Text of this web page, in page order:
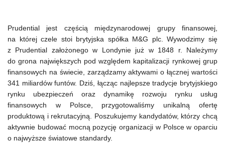
Prudential jest częścią międzynarodowej grupy finansowej,
na której czele stoi brytyjska spółka M&G plc. Wywodzimy się
z Prudential założonego w Londynie już w 1848 r. Należymy
do grona największych pod względem kapitalizacji rynkowej grup
finansowych na świecie, zarządzamy aktywami o łącznej wartości
341 miliardów funtów. Dziś, łącząc najlepsze tradycje brytyjskiego
rynku ubezpieczeń oraz dynamikę rozwoju rynku usług
finansowych w Polsce, przygotowaliśmy unikalną ofertę
produktową i rekrutacyjną. Poszukujemy kandydatów, którzy chcą
aktywnie budować mocną pozycję organizacji w Polsce w oparciu
o najwyższe światowe standardy.